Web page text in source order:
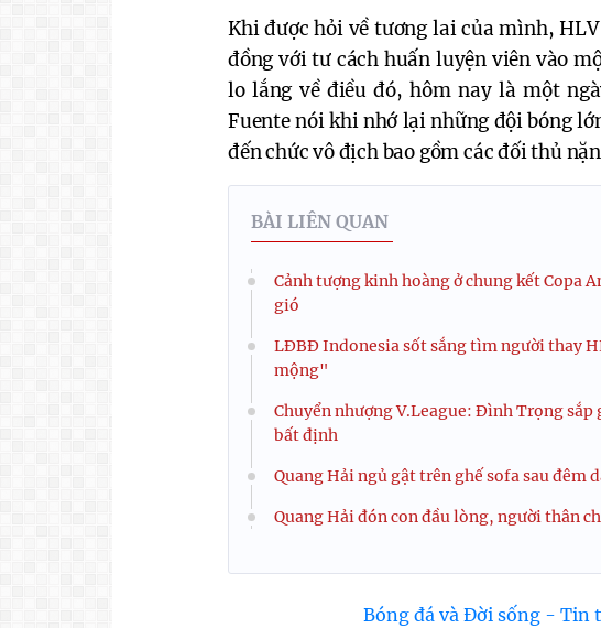
Khi được hỏi về tương lai của mình,
đồng với tư cách huấn luyện viên vào
lo lắng về điều đó, hôm nay là một
Fuente nói khi nhớ lại những đội bóng
đến chức vô địch bao gồm các đối thủ
BÀI LIÊN QUAN
Cảnh tượng kinh hoàng ở chung kết Copa
gió
LĐBĐ Indonesia sốt sắng tìm người thay
mộng"
Chuyển nhượng V.League: Đình Trọng
bất định
Quang Hải ngủ gật trên ghế sofa sau đêm
Quang Hải đón con đầu lòng, người thân
Bóng đá và Đời sống - Tin